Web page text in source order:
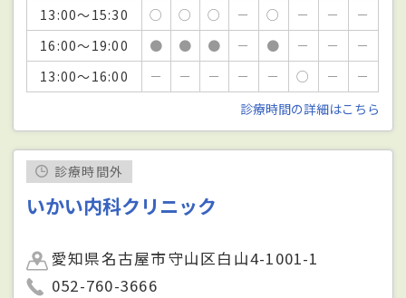
13:00～15:30
○ ○ ○ － ○ － －
－
16:00～19:00
● ● ● － ● － －
－
13:00～16:00
－ － － － － ○ －
－
診療時間の詳細はこちら
診療時間外
いかい内科クリニック
愛知県名古屋市守山区白山4-1001-1
052-760-3666